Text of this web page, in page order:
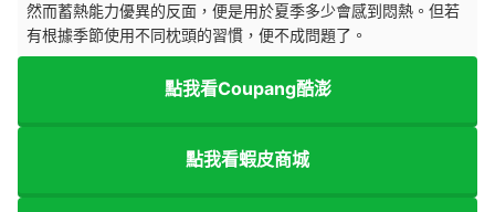
然而蓄熱能力優異的反面，便是用於夏季多少會感到悶熱。但若
有根據季節使用不同枕頭的習慣，便不成問題了。
點我看Coupang酷澎
點我看蝦皮商城